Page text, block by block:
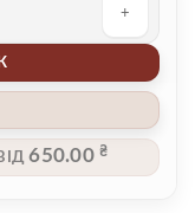
650.00₴